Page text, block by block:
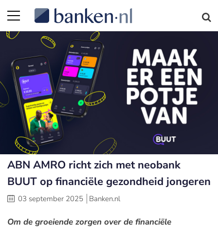
ABN AMRO richt zich met neobank
BUUT op financiële gezondheid jongeren
03 september 2025 Banken.nl
Om de groeiende zorgen over de financiële